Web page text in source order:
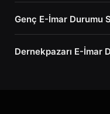
Genç E-İmar Durumu
Dernekpazarı E-İmar